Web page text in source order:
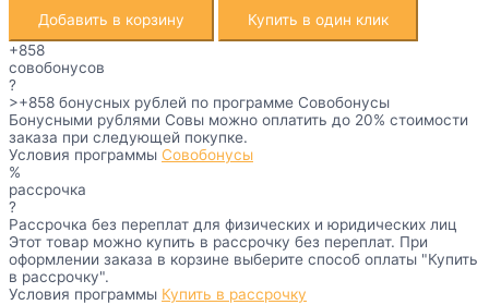
Добавить в корзину
Купить в один клик
+858
совобонусов
?
>+858 бонусных рублей по программе Совобонусы
Бонусными рублями Совы можно оплатить до 20% стоимости
заказа при следующей покупке.
Условия программы Совобонусы
%
рассрочка
?
Рассрочка без переплат для физических и юридических лиц
Этот товар можно купить в рассрочку без переплат. При
оформлении заказа в корзине выберите способ оплаты "Купить
в рассрочку".
Условия программы Купить в рассрочку